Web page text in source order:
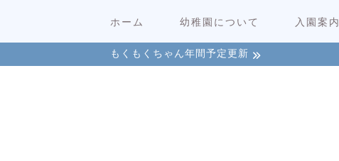
ホーム 幼稚園について 入園案内
もくもくちゃん年間予定更新